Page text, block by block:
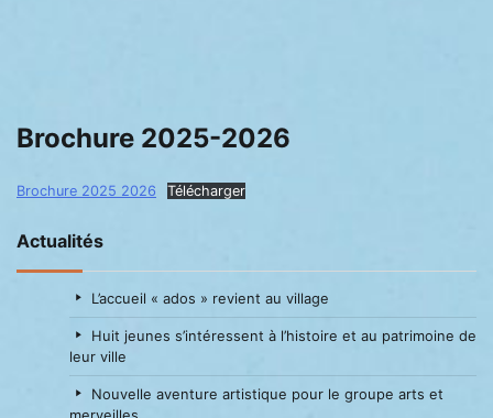
Brochure 2025-2026
Brochure 2025 2026 Télécharger
Actualités
L’accueil « ados » revient au village
Huit jeunes s’intéressent à l’histoire et au patrimoine de
leur ville
Nouvelle aventure artistique pour le groupe arts et